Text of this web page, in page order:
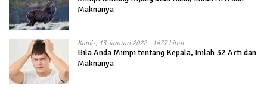
Maknanya
Kamis, 13 Januari 2022 1477 Lihat
Bila Anda Mimpi tentang Kepala, Inilah 32 Arti dan
Maknanya